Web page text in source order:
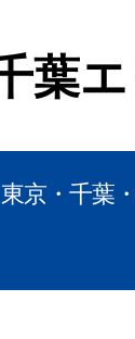
葉
東京・千葉